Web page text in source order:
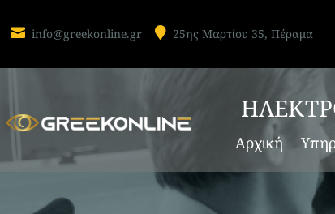
 info@greekonline.gr  25ης Μαρτίου 35, Πέραμα
Αρχική